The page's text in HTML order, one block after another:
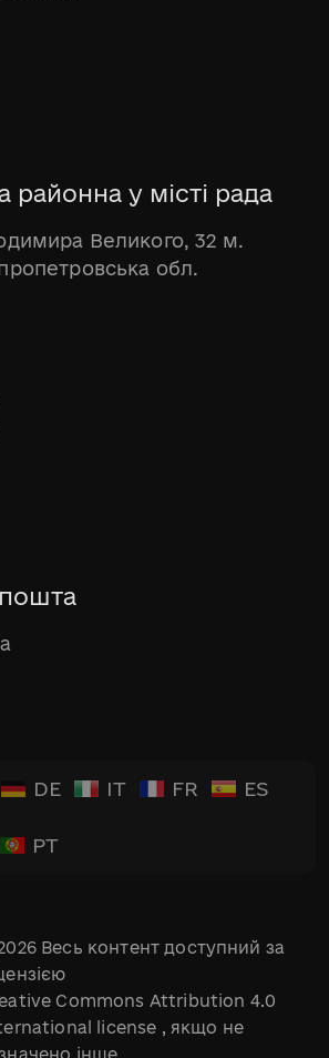
районна у місті рада
Великого, 32 м.
обл.
DE IT FR ES
PT
Весь контент доступний за
Commons Attribution 4.0
license , якщо не
інше